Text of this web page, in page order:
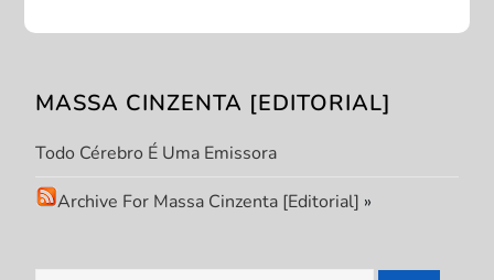
ç
o
d
MASSA CINZENTA [EDITORIAL]
Todo Cérebro É Uma Emissora
Archive For Massa Cinzenta [Editorial] »